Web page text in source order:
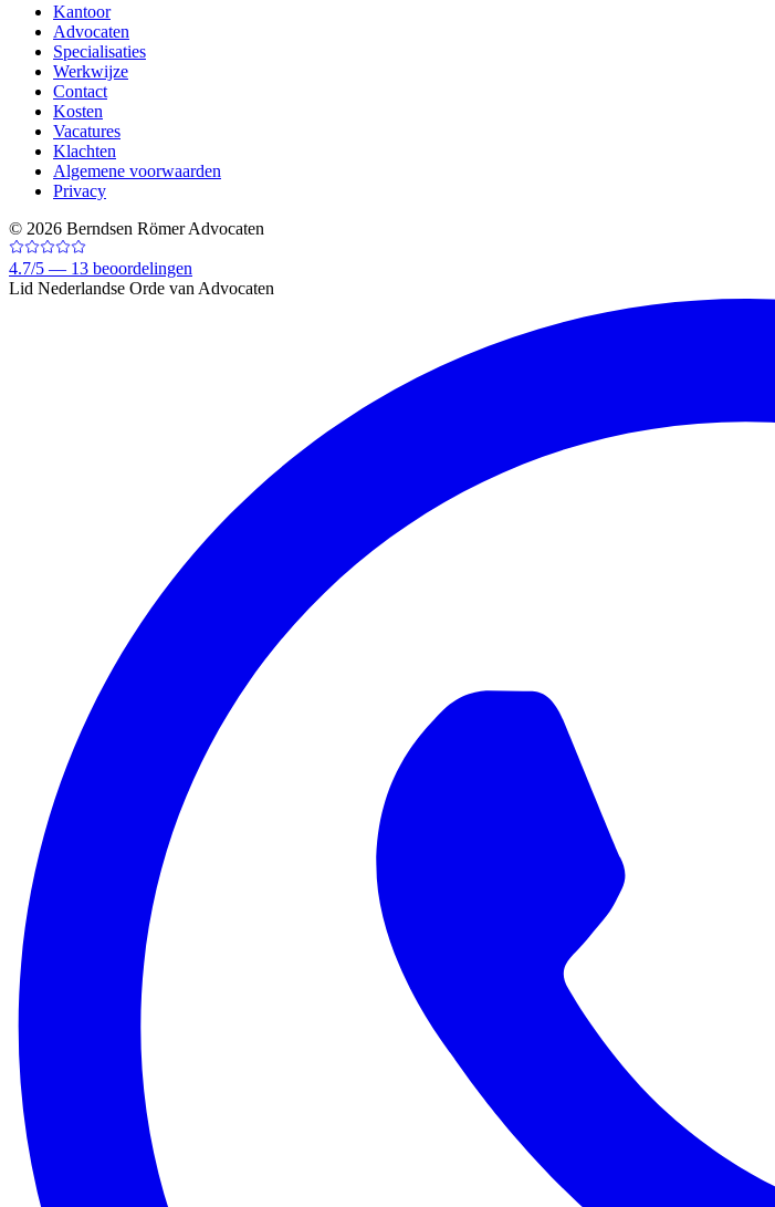
Kantoor
Advocaten
Specialisaties
Werkwijze
Contact
Kosten
Vacatures
Klachten
Algemene voorwaarden
Privacy
© 2026 Berndsen Römer Advocaten
4.7/5 — 13 beoordelingen
Lid Nederlandse Orde van Advocaten